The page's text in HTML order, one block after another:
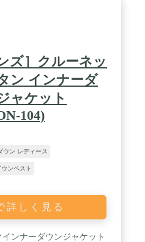
ズ］クルーネッ
ン インナーダ
ャケット
104)
ウン レディース
ンベスト
詳しく見る
インナーダウンジャケット